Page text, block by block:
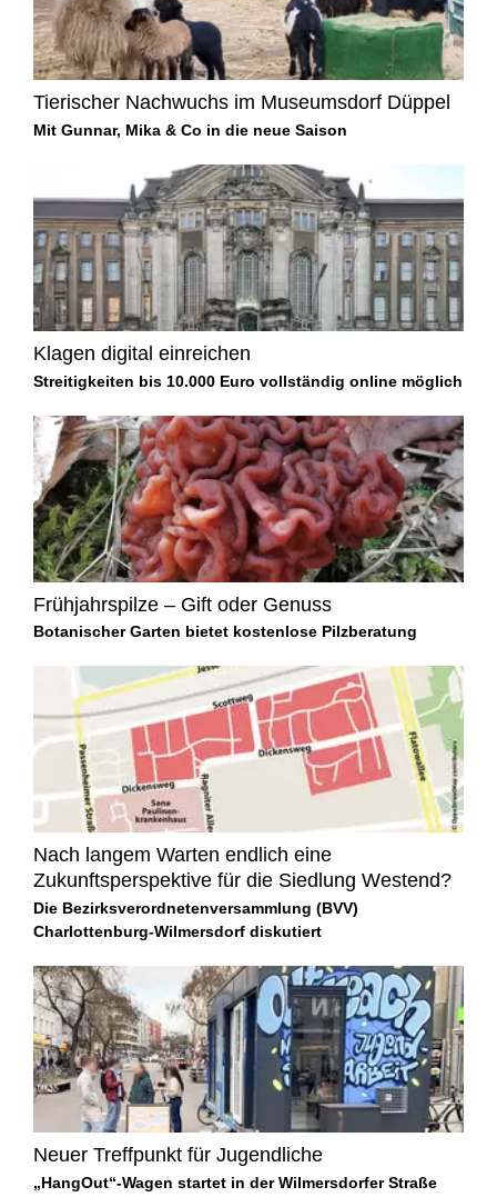
Tierischer Nachwuchs im Museumsdorf Düppel
Mit Gunnar, Mika & Co in die neue Saison
Klagen digital einreichen
Streitigkeiten bis 10.000 Euro vollständig online möglich
Frühjahrspilze – Gift oder Genuss
Botanischer Garten bietet kostenlose Pilzberatung
Nach langem Warten endlich eine
Zukunftsperspektive für die Siedlung Westend?
Die Bezirksverordnetenversammlung (BVV)
Charlottenburg-Wilmersdorf diskutiert
Neuer Treffpunkt für Jugendliche
„HangOut“-Wagen startet in der Wilmersdorfer Straße